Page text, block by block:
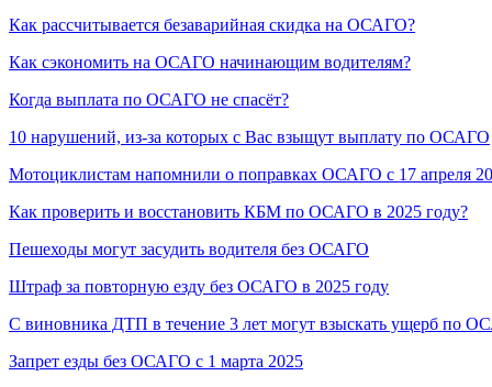
Как рассчитывается безаварийная скидка на ОСАГО?
Как сэкономить на ОСАГО начинающим водителям?
Когда выплата по ОСАГО не спасёт?
10 нарушений, из-за которых с Вас взыщут выплату по ОСАГО
Мотоциклистам напомнили о поправках ОСАГО с 17 апреля
Как проверить и восстановить КБМ по ОСАГО в 2025 году?
Пешеходы могут засудить водителя без ОСАГО
Штраф за повторную езду без ОСАГО в 2025 году
С виновника ДТП в течение 3 лет могут взыскать ущерб по
Запрет езды без ОСАГО с 1 марта 2025